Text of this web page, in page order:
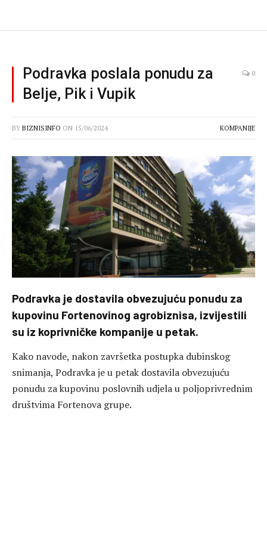
Podravka poslala ponudu za
Belje, Pik i Vupik
0
BY BIZNISINFO ON 15/06/2024 KOMPANIJE
Podravka je dostavila obvezujuću ponudu za
kupovinu Fortenovinog agrobiznisa, izvijestili
su iz koprivničke kompanije u petak.
Kako navode, nakon završetka postupka dubinskog
snimanja, Podravka je u petak dostavila obvezujuću
ponudu za kupovinu poslovnih udjela u poljoprivrednim
društvima Fortenova grupe.